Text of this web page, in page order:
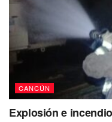
CANCÚN
Explosión e